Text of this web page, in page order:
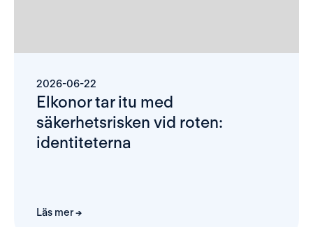
2026-06-22
Elkonor tar itu med
säkerhetsrisken vid roten:
identiteterna
Läs mer →